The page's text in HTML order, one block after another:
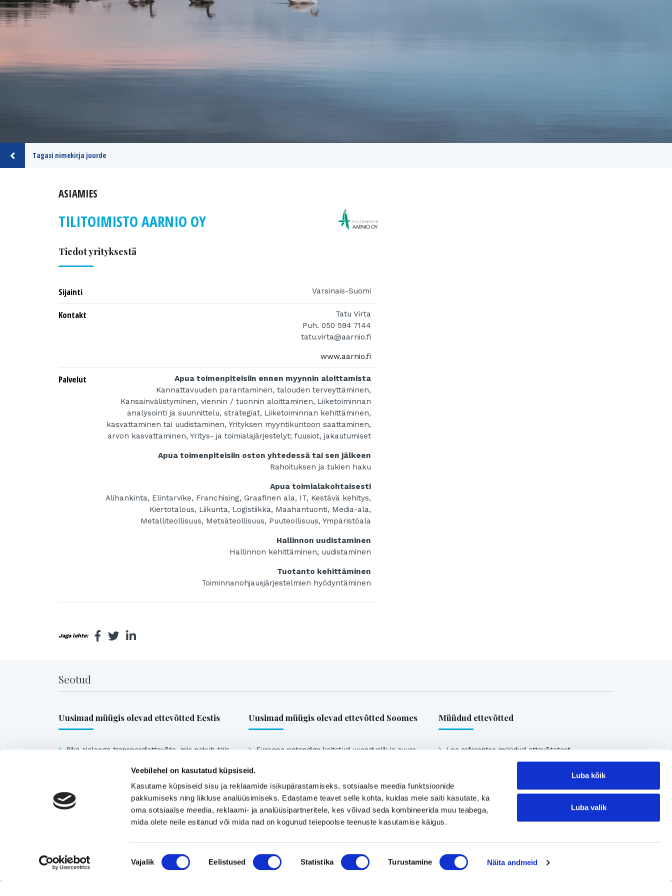
Veebilehel on kasutatud küpsiseid.
Kasutame küpsiseid sisu ja reklaamide isikupärastamiseks, sotsiaalse meedia funktsioonide
pakkumiseks ning liikluse analüüsimiseks. Edastame teavet selle kohta, kuidas meie saiti kasutate, ka
oma sotsiaalse meedia, reklaami- ja analüüsipartneritele, kes võivad seda kombineerida muu teabega,
mida olete neile esitanud või mida nad on kogunud teiepoolse teenuste kasutamise käigus.
Nõusoleku
valik
Vajalik Eelistused Statistika Turustamine Näita andmeid
Luba kõik
Luba valik
Tagasi nimekirja juurde
ASIAMIES
TILITOIMISTO AARNIO OY
Tiedot yrityksestä
Sijainti Varsinais-Suomi
Kontakt
Tatu Virta
Puh. 050 594 7144
tatu.virta@aarnio.fi
www.aarnio.fi
Palvelut
Apua toimenpiteisiin ennen myynnin aloittamista
Kannattavuuden parantaminen, talouden terveyttäminen,
Kansainvälistyminen, viennin / tuonnin aloittaminen, Liiketoiminnan
analysointi ja suunnittelu, strategiat, Liiketoiminnan kehittäminen,
kasvattaminen tai uudistaminen, Yrityksen myyntikuntoon saattaminen,
arvon kasvattaminen, Yritys- ja toimialajärjestelyt; fuusiot, jakautumiset
Apua toimenpiteisiin oston yhtedessä tai sen jälkeen
Rahoituksen ja tukien haku
Apua toimialakohtaisesti
Alihankinta, Elintarvike, Franchising, Graafinen ala, IT, Kestävä kehitys,
Kiertotalous, Liikunta, Logistiikka, Maahantuonti, Media-ala,
Metalliteollisuus, Metsäteollisuus, Puuteollisuus, Ympäristöala
Hallinnon uudistaminen
Hallinnon kehittäminen, uudistaminen
Tuotanto kehittäminen
Toiminnanohjausjärjestelmien hyödyntäminen
Jaga lehte:
Seotud
Uusimad müügis olevad ettevõtted Eestis
Pika ajalooga transpordiettevõte, mis pakub täis-
Viimsi Lihapood – 35 aastat turul olnud kohalik
toidupood
Eesti moebränd, mis pakub kvaliteetseid ja
seadmetega tegelev ettevõte
Uusimad müügis olevad ettevõtted Soomes
Euroopa patendiga kaitstud uuenduslik ja suure
Vaata kõiki
Müüdud ettevõtted
Loe referentse müüdud ettevõtetest
Jätke kontaktisoov